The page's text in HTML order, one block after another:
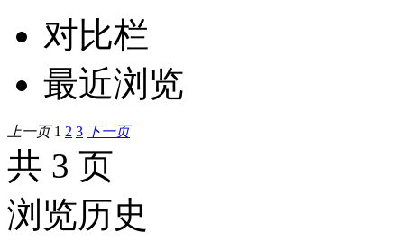
对比栏
最近浏览
上一页 1 2 3 下一页
共 3 页
浏览历史